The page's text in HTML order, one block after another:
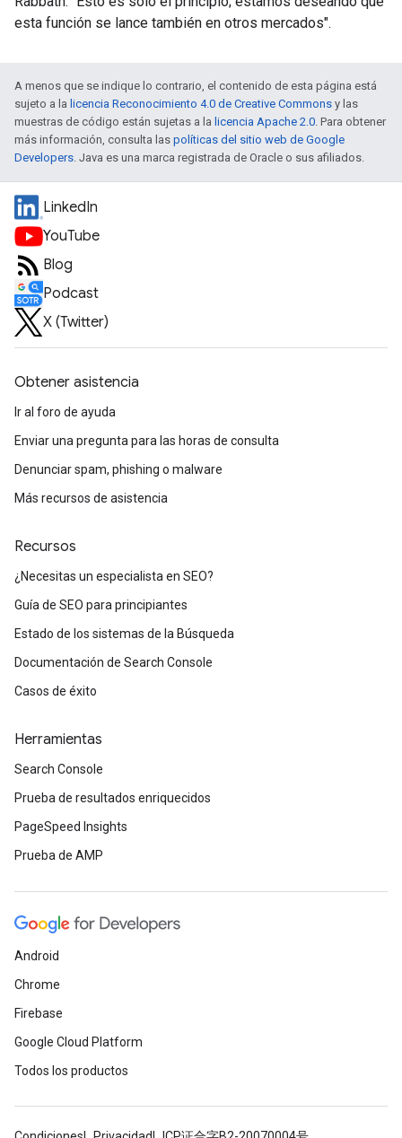
esta función se lance también en otros mercados".
A menos que se indique lo contrario, el contenido de esta página está
sujeto a la licencia Reconocimiento 4.0 de Creative Commons y las
muestras de código están sujetas a la licencia Apache 2.0. Para obtener
más información, consulta las políticas del sitio web de Google
Developers. Java es una marca registrada de Oracle o sus afiliados.
LinkedIn
YouTube
Blog
Podcast
X (Twitter)
Obtener asistencia
Ir al foro de ayuda
Enviar una pregunta para las horas de consulta
Denunciar spam, phishing o malware
Más recursos de asistencia
Recursos
¿Necesitas un especialista en SEO?
Guía de SEO para principiantes
Estado de los sistemas de la Búsqueda
Documentación de Search Console
Casos de éxito
Herramientas
Search Console
Prueba de resultados enriquecidos
PageSpeed Insights
Prueba de AMP
Android
Chrome
Firebase
Google Cloud Platform
Todos los productos